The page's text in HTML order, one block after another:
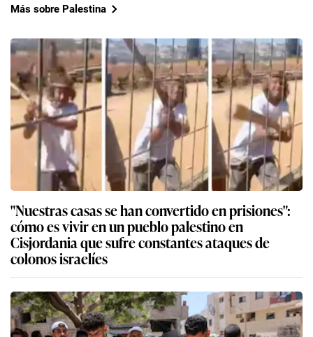
Más sobre Palestina
"Nuestras casas se han convertido en prisiones":
cómo es vivir en un pueblo palestino en
Cisjordania que sufre constantes ataques de
colonos israelíes